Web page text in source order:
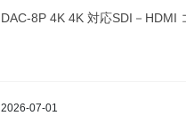
DAC-8P 4K 4K 対応SDI－HDMI
2026-07-01